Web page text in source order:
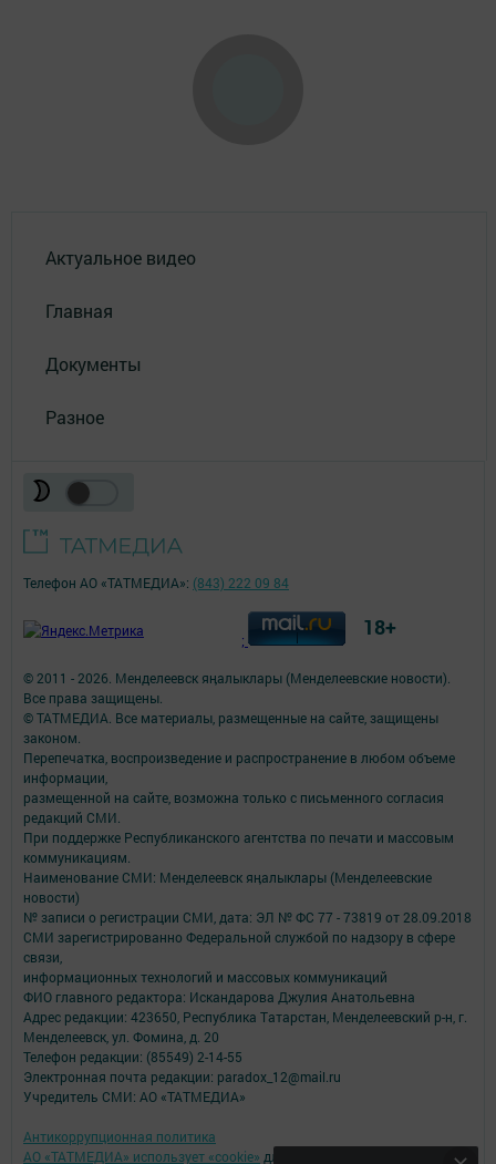
Актуальное видео
Главная
Документы
Разное
© 2011 - 2026. Менделеевск яӊалыклары (Менделеевские новости).
Все права защищены.
© ТАТМЕДИА. Все материалы, размещенные на сайте, защищены
законом.
Перепечатка, воспроизведение и распространение в любом объеме
информации,
размещенной на сайте, возможна только с письменного согласия
редакций СМИ.
При поддержке Республиканского агентства по печати и массовым
коммуникациям.
Наименование СМИ: Менделеевск яӊалыклары (Менделеевские
новости)
№ записи о регистрации СМИ, дата: ЭЛ № ФС 77 - 73819 от 28.09.2018
СМИ зарегистрированно Федеральной службой по надзору в сфере
связи,
информационных технологий и массовых коммуникаций
ФИО главного редактора: Искандарова Джулия Анатольевна
Адрес редакции: 423650, Республика Татарстан, Менделеевский р-н, г.
Менделеевск, ул. Фомина, д. 20
Телефон редакции: (85549) 2-14-55
Электронная почта редакции: paradox_12@mail.ru
Учредитель СМИ: АО «ТАТМЕДИА»
Антикоррупционная политика
АО «ТАТМЕДИА» использует «cookie» для персонализации сервисов и
Телефон АО «ТАТМЕДИА»: (843) 222 09 84
; 18+